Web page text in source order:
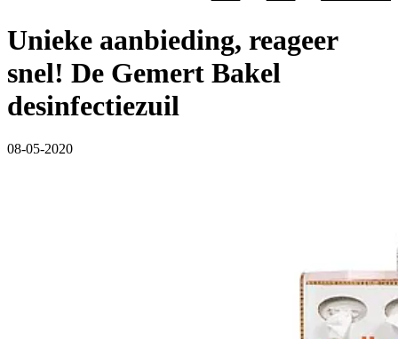
Unieke aanbieding, reageer
snel! De Gemert Bakel
desinfectiezuil
08-05-2020